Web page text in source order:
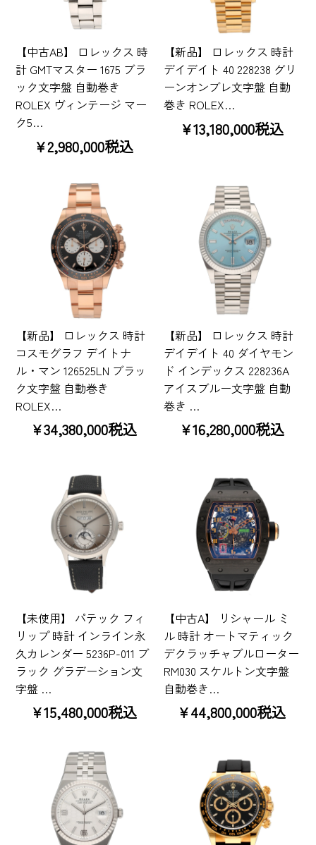
【中古AB】 ロレックス 時
計 GMTマスター 1675 ブラ
ック文字盤 自動巻き
ROLEX ヴィンテージ マー
ク5…
¥2,980,000税込
【新品】 ロレックス 時計
デイデイト 40 228238 グリ
ーンオンブレ文字盤 自動
巻き ROLEX…
¥13,180,000税込
【新品】 ロレックス 時計
コスモグラフ デイトナ
ル・マン 126525LN ブラッ
ク文字盤 自動巻き
ROLEX…
¥34,380,000税込
【新品】 ロレックス 時計
デイデイト 40 ダイヤモン
ド インデックス 228236A
アイスブルー文字盤 自動
巻き …
¥16,280,000税込
【未使用】 パテック フィ
リップ 時計 インライン永
久カレンダー 5236P-011 ブ
ラック グラデーション文
字盤 …
¥15,480,000税込
【中古A】 リシャール ミ
ル 時計 オートマティック
デクラッチャブルローター
RM030 スケルトン文字盤
自動巻き…
¥44,800,000税込